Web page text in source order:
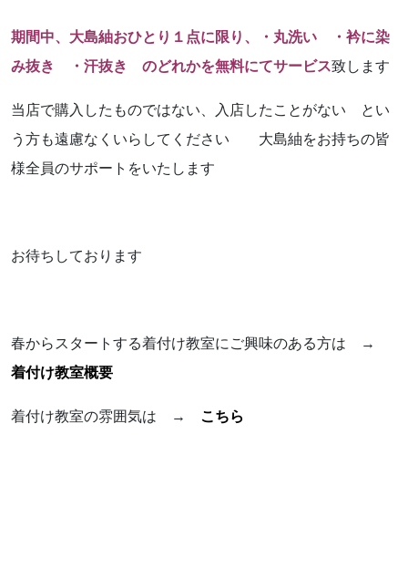
期間中、大島紬おひとり１点に限り、・丸洗い ・衿に染
み抜き ・汗抜き のどれかを無料にてサービス致します
当店で購入したものではない、入店したことがない とい
う方も遠慮なくいらしてください 大島紬をお持ちの皆
様全員のサポートをいたします
お待ちしております
春からスタートする着付け教室にご興味のある方は →
着付け教室概要
着付け教室の雰囲気は → こちら